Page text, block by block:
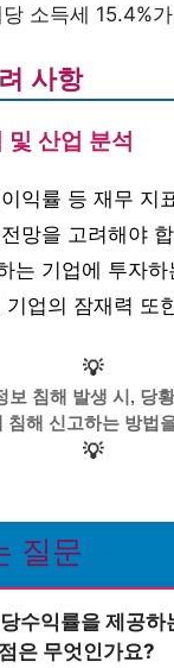
당 소득세 15.4%
사항
및 산업 분석
익률 등 재무 지
망을 고려해야
는 기업에 투자
기업의 잠재력 또
💡
보 침해 발생 시, 당
침해 신고하는 방법
💡
질문
수익률을 제공하
은 무엇인가요?